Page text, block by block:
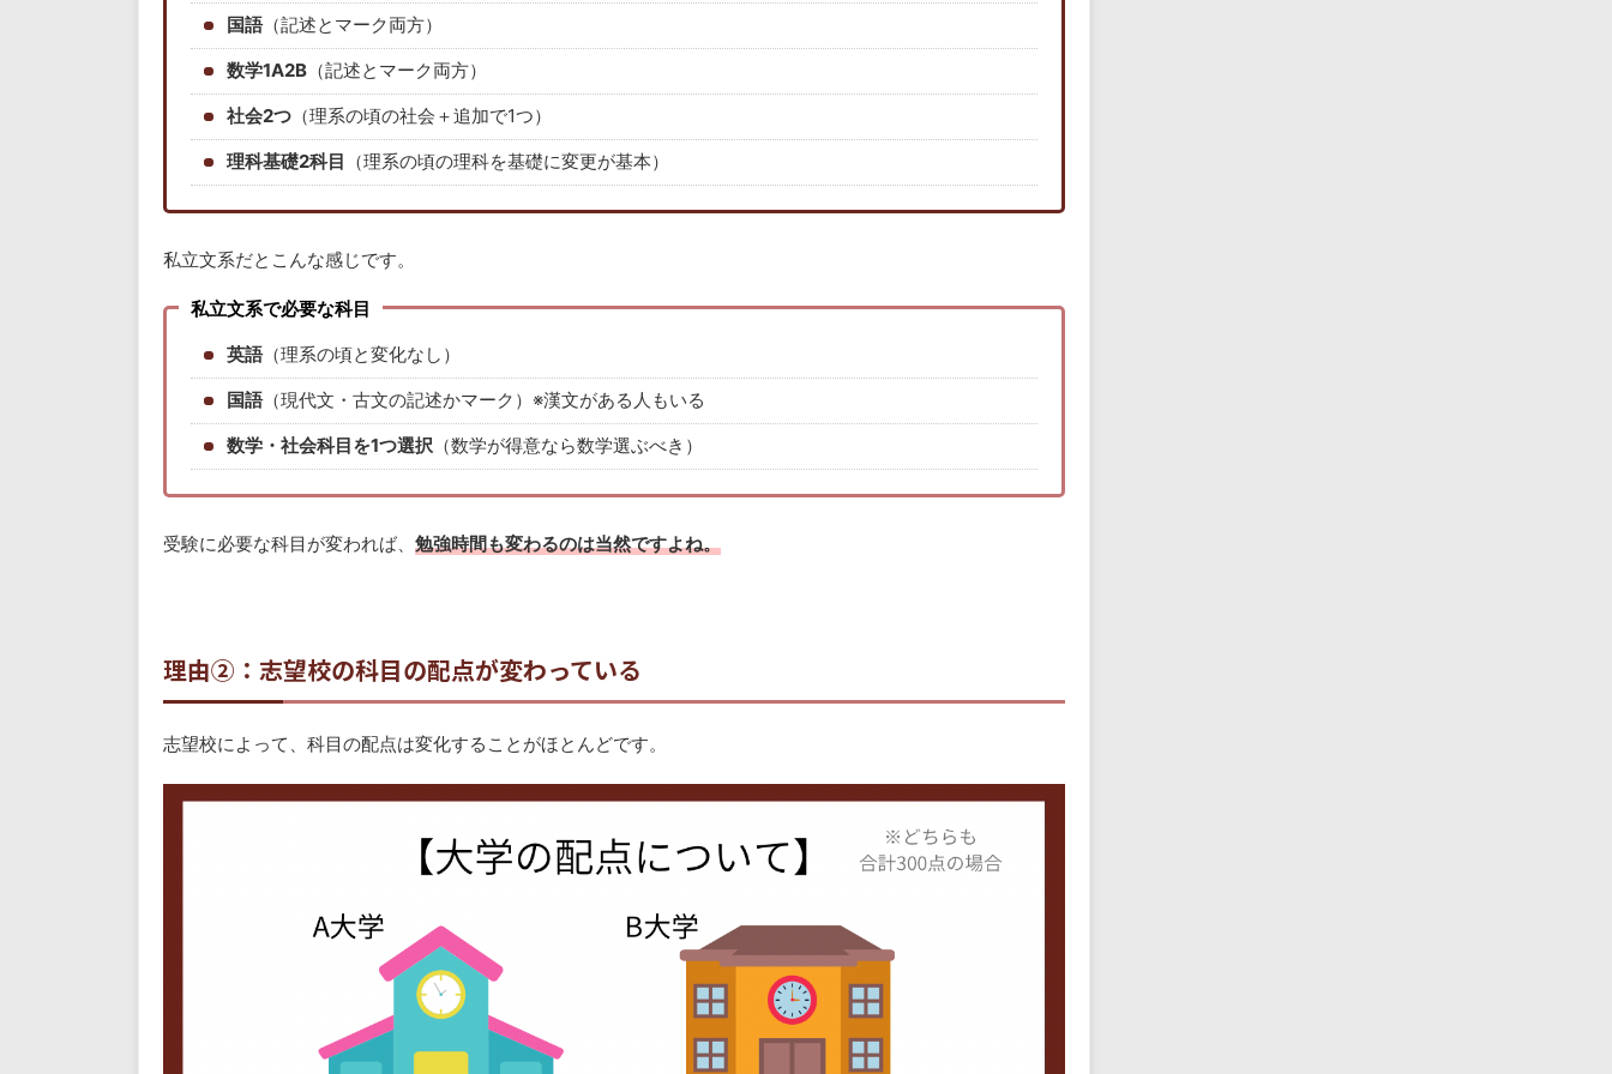
国語（記述とマーク両方）
数学1A2B （記述とマーク両方）
社会2つ （理系の頃の社会＋追加で1つ）
理科基礎2科目 （理系の頃の理科を基礎に変更が基本）
私立文系だとこんな感じです。
私立文系で必要な科目
英語（理系の頃と変化なし）
国語（現代文・古文の記述かマーク）※漢文がある人もいる
数学・社会科目を1つ選択 （数学が得意なら数学選ぶべき）
受験に必要な科目が変われば、 勉強時間も変わるのは当然ですよね。
理由②：志望校の科目の配点が変わっている
志望校によって、科目の配点は変化することがほとんどです。